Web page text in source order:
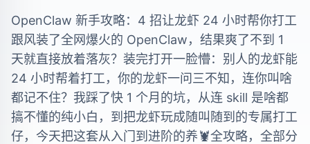
OpenClaw 新手攻略：4 招让龙虾 24 小时帮你打工
跟风装了全网爆火的 OpenClaw，结果爽了不到 1
天就直接放着落灰？装完打开一脸懵：别人的龙虾能
24 小时帮着打工，你的龙虾一问三不知，连你叫啥
都记不住？我踩了快 1 个月的坑，从连 skill 是啥都
搞不懂的纯小白，到把龙虾玩成随叫随到的专属打工
仔，今天把这套从入门到进阶的养🦞全攻略，全部分